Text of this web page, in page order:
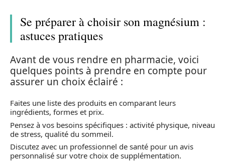
Se préparer à choisir son magnésium :
astuces pratiques
Avant de vous rendre en pharmacie, voici
quelques points à prendre en compte pour
assurer un choix éclairé :
Faites une liste des produits en comparant leurs
ingrédients, formes et prix.
Pensez à vos besoins spécifiques : activité physique, niveau
de stress, qualité du sommeil.
Discutez avec un professionnel de santé pour un avis
personnalisé sur votre choix de supplémentation.